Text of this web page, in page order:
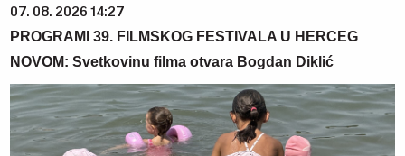
07. 08. 2026 14:27
PROGRAMI 39. FILMSKOG FESTIVALA U HERCEG
NOVOM: Svetkovinu filma otvara Bogdan Diklić